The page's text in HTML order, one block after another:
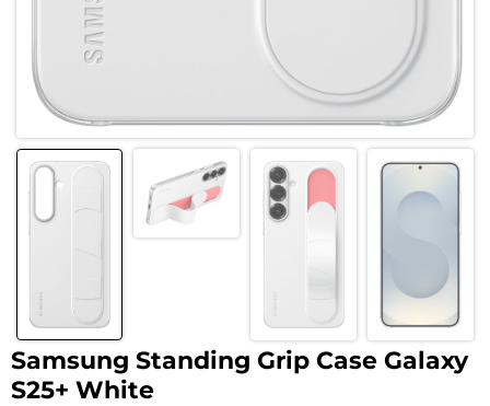
Samsung Standing Grip Case Galaxy
S25+ White